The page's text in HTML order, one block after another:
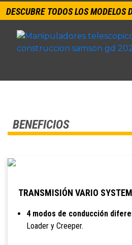
DESCUBRE TODOS LOS MODELOS
BENEFICIOS
TRANSMISIÓN VARIO SYSTEM
4 modos de conducción
Loader y Creeper.